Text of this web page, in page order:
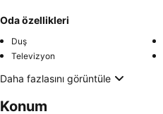
Oda özellikleri
Duş
Televizyon
Daha fazlasını görüntüle
Konum